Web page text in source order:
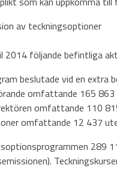
av teckningsoptioner
2014 följande befintliga
beslutade vid en extra
omfattande 165
omfattande 110
omfattande 12 437
289